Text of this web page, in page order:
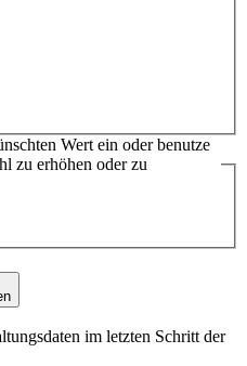
Wert ein oder benutze
zu erhöhen oder zu
im letzten Schritt der